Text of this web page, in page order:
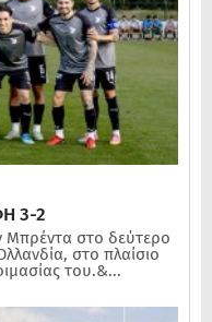
3-2
στο δεύτερο
στο πλαίσιο
του.&...